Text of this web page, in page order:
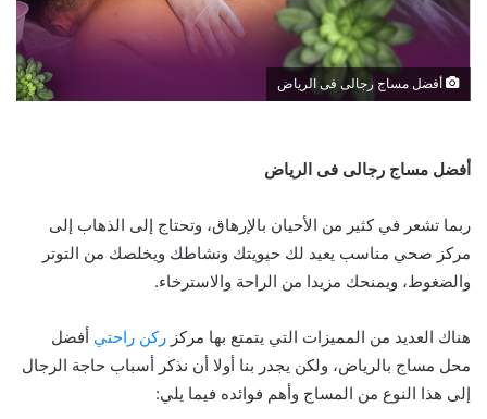
أفضل مساج رجالى فى الرياض
أفضل مساج رجالى فى الرياض
ربما تشعر في كثير من الأحيان بالإرهاق، وتحتاج إلى الذهاب إلى
مركز صحي مناسب يعيد لك حيويتك ونشاطك ويخلصك من التوتر
والضغوط، ويمنحك مزيدا من الراحة والاسترخاء.
هناك العديد من المميزات التي يتمتع بها مركز ركن راحتي أفضل
محل مساج بالرياض، ولكن يجدر بنا أولا أن نذكر أسباب حاجة الرجال
إلى هذا النوع من المساج وأهم فوائده فيما يلي: